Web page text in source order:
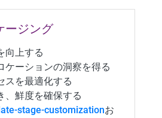
ージング
向上する
ケーションの洞察を得る
スを最適化する
、鮮度を確保する
late-stage-customizationお